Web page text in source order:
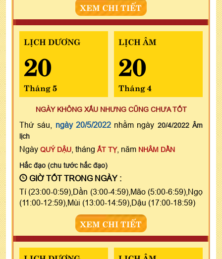
XEM CHI TIẾT
LỊCH DƯƠNG
20
Tháng 5
LỊCH ÂM
20
Tháng 4
NGÀY KHÔNG XẤU NHƯNG CŨNG CHƯA TỐT
Thứ sáu, ngày 20/5/2022nhằm ngày 20/4/2022 Âm
lịch
Ngày QUÝ DẬU , tháng ẤT TỴ, năm NHÂM DẦN
Hắc đạo (chu tước hắc đạo)
GIỜ TỐT TRONG NGÀY :
Tí (23:00-0:59),Dần (3:00-4:59),Mão (5:00-6:59),Ngọ
(11:00-12:59),Mùi (13:00-14:59),Dậu (17:00-18:59)
XEM CHI TIẾT